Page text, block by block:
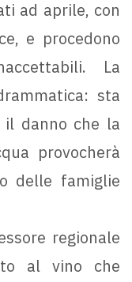
ad aprile, con
e procedono
La
sta
il danno che la
provocherà
delle famiglie
regionale
al vino che